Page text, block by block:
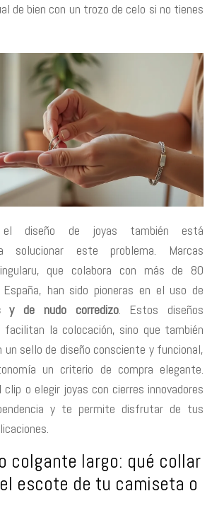
de bien con un trozo de celo si no tienes
el diseño de joyas también está
solucionar este problema. Marcas
que colabora con más de 80
han sido pioneras en el uso de
y de nudo corredizo. Estos diseños
la colocación, sino que también
un sello de diseño consciente y funcional,
un criterio de compra elegante.
o elegir joyas con cierres innovadores
y te permite disfrutar de tus
colgante largo: qué collar
escote de tu camiseta o